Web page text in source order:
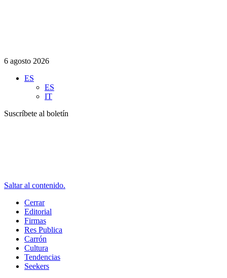
6 agosto 2026
ES
ES
IT
Suscríbete al boletín
Saltar al contenido.
Cerrar
Editorial
Firmas
Res Publica
Carrón
Cultura
Tendencias
Seekers